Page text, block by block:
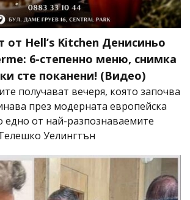
от Hell’s Kitchen Денисиньо
6-степенно меню, снимка
сте поканени! (Видео)
получават вечеря, която започва
през модерната европейска
едно от най-разпознаваемите
Уелингтън